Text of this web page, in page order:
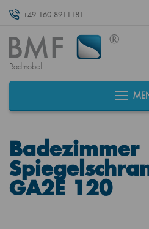
+49 160 8911181
Badmöbel
Badezimmer
GA2E 120